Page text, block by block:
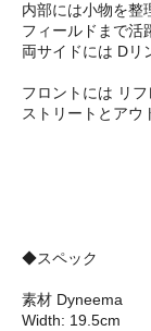
内部には小物を整
フィールドまで活
両サイドには Dリ
フロントには リ
ストリートとアウ
◆スペック
素材 Dyneema
Width: 19.5cm